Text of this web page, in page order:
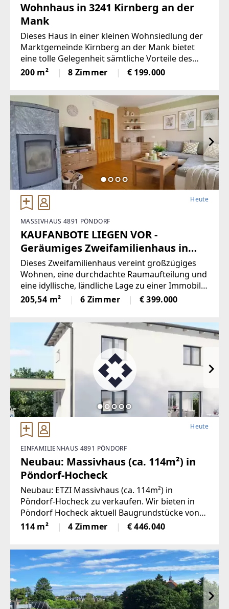
Wohnhaus in 3241 Kirnberg an der
Mank
Dieses Haus in einer kleinen Wohnsiedlung der
Marktgemeinde Kirnberg an der Mank bietet
eine tolle Gelegenheit sämtliche Vorteile des
Lebens abseits einer größeren Stadt im
ländlichen Raum in vollen Zügen zu genießen.
200 m² 8 Zimmer € 199.000
Heute
MASSIVHAUS 4891 PÖNDORF
KAUFANBOTE LIEGEN VOR -
Geräumiges Zweifamilienhaus in
Pöndorf
Dieses Zweifamilienhaus vereint großzügiges
Wohnen, eine durchdachte Raumaufteilung und
eine idyllische, ländliche Lage zu einer Immobilie
mit vielseitigen Nutzungsmöglichkeiten. Ob als
Mehrgenerationenhaus, zur Eigennutzung mit
205,54 m² 6 Zimmer € 399.000
Heute
EINFAMILIENHAUS 4891 PÖNDORF
Neubau: Massivhaus (ca. 114m²) in
Pöndorf-Hocheck
Neubau: ETZI Massivhaus (ca. 114m²) in
Pöndorf-Hocheck zu verkaufen. Wir bieten in
Pöndorf Hocheck aktuell Baugrundstücke von
608m² bis 805m² zum Verkauf an. Die
gegenständliche Liegenschaft befindet sich in
114 m² 4 Zimmer € 446.040